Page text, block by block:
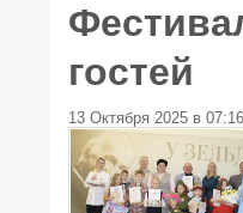
гостей
13 Октября 2025 в 07:16